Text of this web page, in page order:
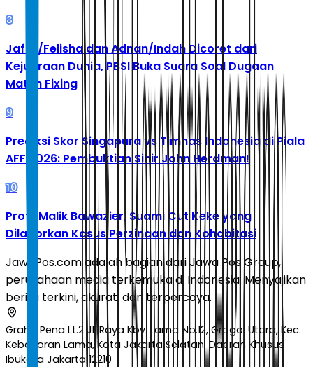
8
Jafar/Felisha dan Adnan/Indah Dicoret dari
Kejuaraan Dunia, PBSI Buka Suara Soal Dugaan
Match Fixing
9
Prediksi Skor Singapura vs Timnas Indonesia di Piala
AFF 2026: Pembuktian Sihir John Herdman!
10
Profil Malik Bawazier, Suami Cut Keke yang
Dilaporkan Kasus Perzinaan dan Kohabitasi
JawaPos.com adalah bagian dari Jawa Pos Group,
perusahaan media terkemuka di Indonesia. Menyajikan
berita terkini, akurat, dan terpercaya.
Graha Pena Lt.2 Jl. Raya Kby. Lama No.12, Grogol Utara, Kec.
Kebayoran Lama, Kota Jakarta Selatan, Daerah Khusus
Ibukota Jakarta 12210